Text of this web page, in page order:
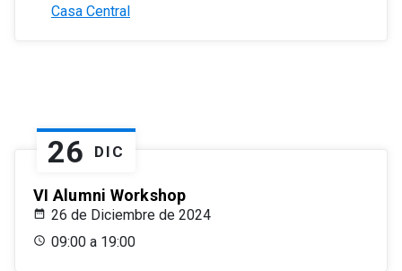
Casa Central
26 DIC
VI Alumni Workshop
26 de Diciembre de 2024
09:00 a 19:00